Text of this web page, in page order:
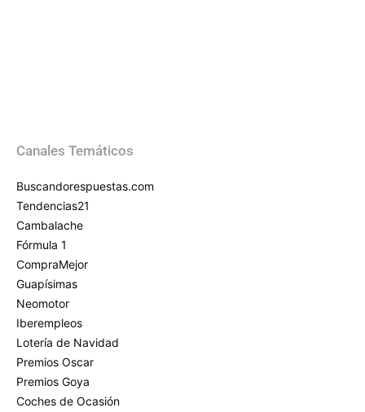
Canales Temáticos
Buscandorespuestas.com
Tendencias21
Cambalache
Fórmula 1
CompraMejor
Guapísimas
Neomotor
Iberempleos
Lotería de Navidad
Premios Oscar
Premios Goya
Coches de Ocasión